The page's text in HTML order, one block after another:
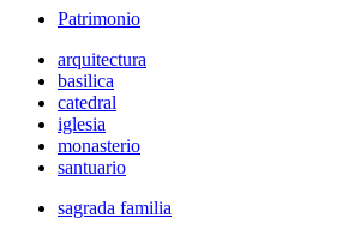
Patrimonio
arquitectura
basilica
catedral
iglesia
monasterio
santuario
sagrada familia